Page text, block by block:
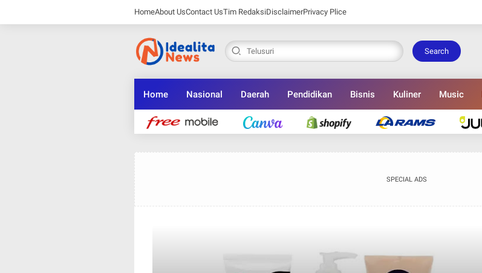
HomeAbout UsContact UsTim RedaksiDisclaimerPrivacy Plice
Search
Home Nasional Daerah Pendidikan Bisnis Kuliner Music
SPECIAL ADS